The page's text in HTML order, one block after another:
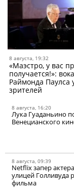
8 августа, 19:32
«Маэстро, у вас
получается!»:
Раймонда Паулса
зрителей
8 августа, 16:20
Лука Гуаданьино
Венецианского
8 августа, 09:39
Netflix запер
улицей Голливуда
фильма